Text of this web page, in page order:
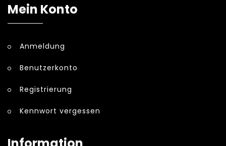
Mein Konto
Anmeldung
Benutzerkonto
Registrierung
Kennwort vergessen